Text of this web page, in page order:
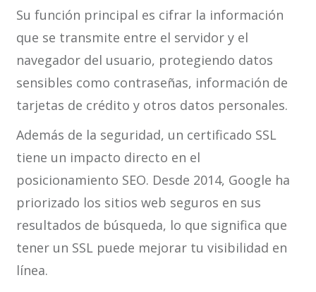
Su función principal es cifrar la información
que se transmite entre el servidor y el
navegador del usuario, protegiendo datos
sensibles como contraseñas, información de
tarjetas de crédito y otros datos personales.
Además de la seguridad, un certificado SSL
tiene un impacto directo en el
posicionamiento SEO. Desde 2014, Google ha
priorizado los sitios web seguros en sus
resultados de búsqueda, lo que significa que
tener un SSL puede mejorar tu visibilidad en
línea.